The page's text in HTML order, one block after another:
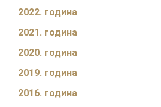
2022. година
2021. година
2020. година
2019. година
2016. година